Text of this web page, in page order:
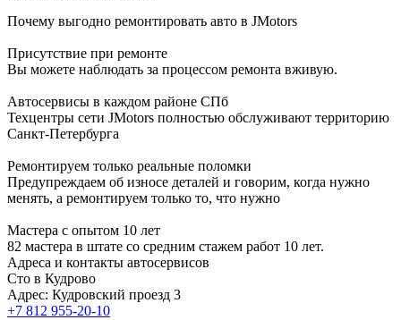
Почему выгодно ремонтировать авто в JMotors
Присутствие при ремонте
Вы можете наблюдать за процессом ремонта вживую.
Автосервисы в каждом районе СПб
Техцентры сети JMotors полностью обслуживают территорию
Санкт-Петербурга
Ремонтируем только реальные поломки
Предупреждаем об износе деталей и говорим, когда нужно
менять, а ремонтируем только то, что нужно
Мастера с опытом 10 лет
82 мастера в штате со средним стажем работ 10 лет.
Адреса и контакты автосервисов
Сто в Кудрово
Адрес: Кудровский проезд 3
+7 812 955-20-10